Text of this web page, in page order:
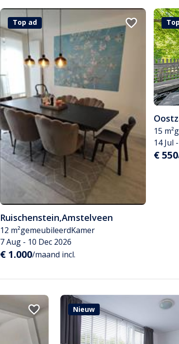
Top ad
Ruischenstein,Amstelveen
12 m²gemeubileerdKamer
7 Aug - 10 Dec 2026
€ 1.000/maand incl.
15 m²
14 Jul
€ 550
Nieuw